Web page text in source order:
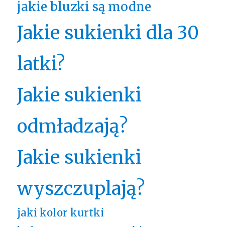
jakie bluzki są modne
Jakie sukienki dla 30
latki?
Jakie sukienki
odmładzają?
Jakie sukienki
wyszczuplają?
jaki kolor kurtki